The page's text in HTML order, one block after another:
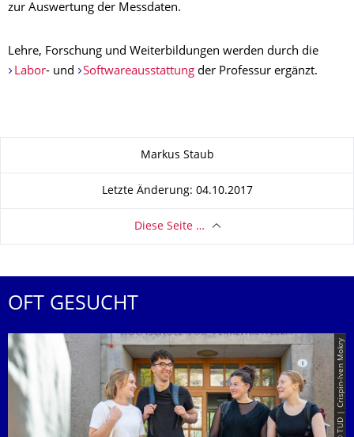
zur Auswertung der Messdaten.
Lehre, Forschung und Weiterbildungen werden durch die
Labor- und Softwareausstattung der Professur ergänzt.
Markus Staub
Letzte Änderung: 04.10.2017
Diese Seite …
OFT GESUCHT
© TUD | Crispin-Iven Mokry